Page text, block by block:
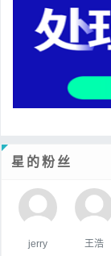
星的粉丝
jerry 王浩